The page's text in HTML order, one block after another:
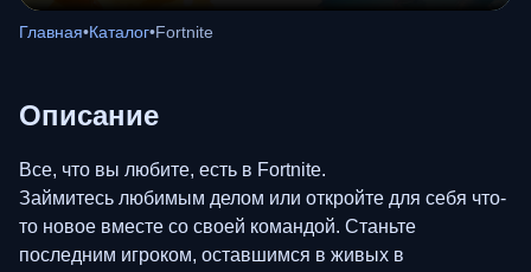
Главная•Каталог•Fortnite
Описание
Все, что вы любите, есть в Fortnite.
Займитесь любимым делом или откройте для себя что-
то новое вместе со своей командой. Станьте
последним игроком, оставшимся в живых в